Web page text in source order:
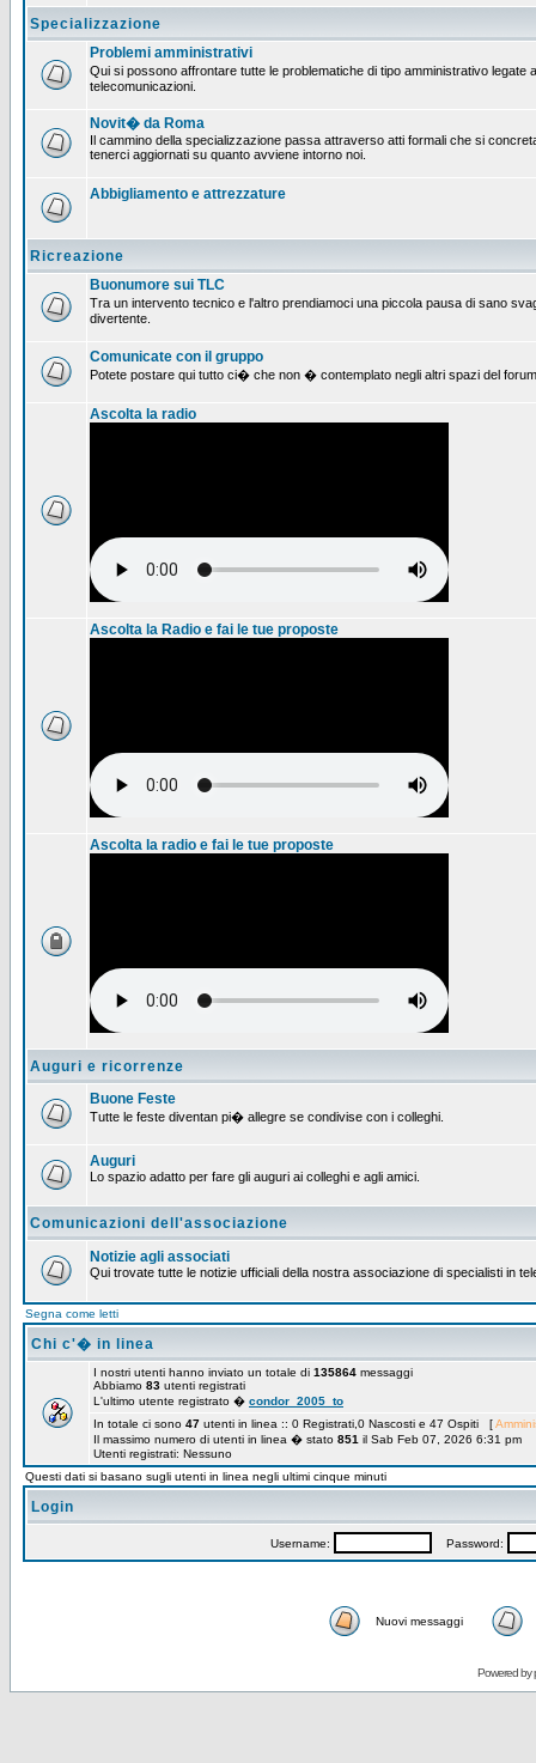
Specializzazione
Problemi amministrativi
Qui si possono affrontare tutte le problematiche di tipo amministrativo
telecomunicazioni.
Novit� da Roma
Il cammino della specializzazione passa attraverso atti formali che si
tenerci aggiornati su quanto avviene intorno noi.
Abbigliamento e attrezzature
Ricreazione
Buonumore sui TLC
Tra un intervento tecnico e l'altro prendiamoci una piccola pausa di sano
divertente.
Comunicate con il gruppo
Potete postare qui tutto ci� che non � contemplato negli altri spazi del
Ascolta la radio
Ascolta la Radio e fai le tue proposte
Ascolta la radio e fai le tue proposte
Auguri e ricorrenze
Buone Feste
Tutte le feste diventan pi� allegre se condivise con i colleghi.
Auguri
Lo spazio adatto per fare gli auguri ai colleghi e agli amici.
Comunicazioni dell'associazione
Notizie agli associati
Qui trovate tutte le notizie ufficiali della nostra associazione di specialisti in
Segna come letti
Chi c'� in linea
I nostri utenti hanno inviato un totale di 135864 messaggi
Abbiamo 83 utenti registrati
L'ultimo utente registrato � condor_2005_to
In totale ci sono 47 utenti in linea :: 0 Registrati,0 Nascosti e 47 Ospiti [
Il massimo numero di utenti in linea � stato 851 il Sab Feb 07, 2026 6:31 pm
Utenti registrati: Nessuno
Questi dati si basano sugli utenti in linea negli ultimi cinque minuti
Login
Username: Password:
Nuovi messaggi
Powered by